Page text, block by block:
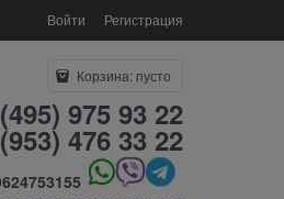
Войти Регистрация
Корзина: пусто
975 93 22
476 33 22